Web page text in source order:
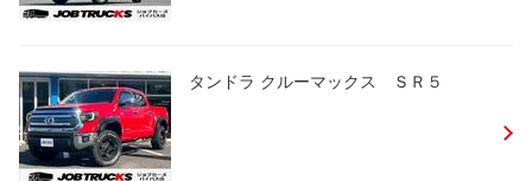
タンドラ クルーマックス ＳＲ５